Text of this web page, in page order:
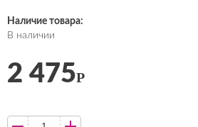
Наличие товара:
В наличии
2 475Р